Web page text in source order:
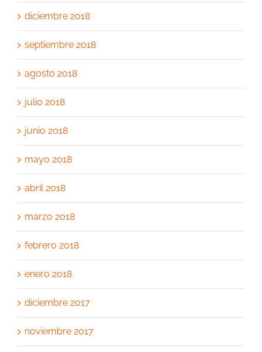
diciembre 2018
septiembre 2018
agosto 2018
julio 2018
junio 2018
mayo 2018
abril 2018
marzo 2018
febrero 2018
enero 2018
diciembre 2017
noviembre 2017